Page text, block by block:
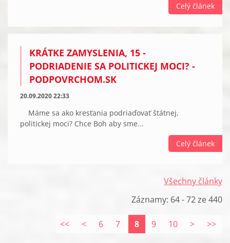
Celý článek
KRÁTKE ZAMYSLENIA, 15 -
PODRIADENIE SA POLITICKEJ MOCI? -
PODPOVRCHOM.SK
20.09.2020 22:33
Máme sa ako kresťania podriaďovať štátnej,
politickej moci? Chce Boh aby sme...
Celý článek
Všechny články
Záznamy: 64 - 72 ze 440
<< < 6 7 8 9 10 > >>